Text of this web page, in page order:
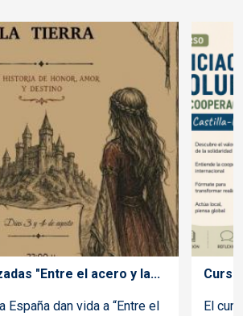
"Entre el acero y la...
dan vida a “Entre el
El